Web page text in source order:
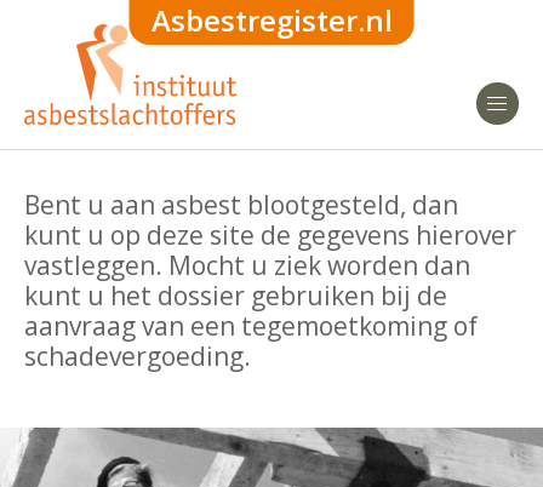
Home
Contact
Inloggen
Asbestregister.nl
Bent u aan asbest blootgesteld, dan
kunt u op deze site de gegevens hierover
vastleggen. Mocht u ziek worden dan
kunt u het dossier gebruiken bij de
aanvraag van een tegemoetkoming of
schadevergoeding.